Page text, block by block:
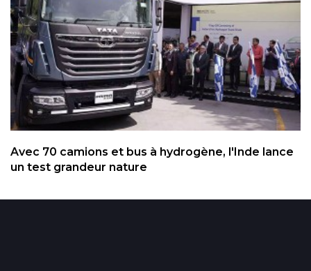
Avec 70 camions et bus à hydrogène, l'Inde lance
un test grandeur nature